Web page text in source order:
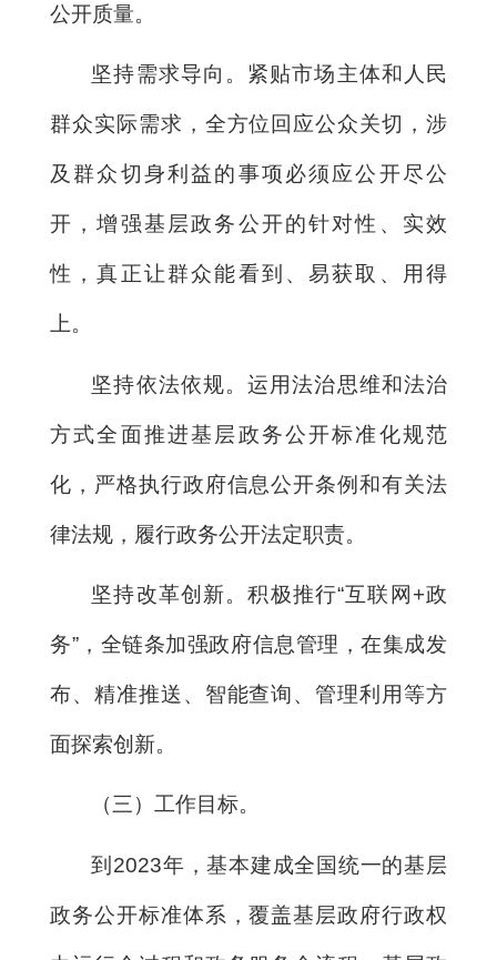
公开质量。
坚持需求导向。紧贴市场主体和人民
群众实际需求，全方位回应公众关切，涉
及群众切身利益的事项必须应公开尽公
开，增强基层政务公开的针对性、实效
性，真正让群众能看到、易获取、用得
上。
坚持依法依规。运用法治思维和法治
方式全面推进基层政务公开标准化规范
化，严格执行政府信息公开条例和有关法
律法规，履行政务公开法定职责。
坚持改革创新。积极推行“互联网+政
务”，全链条加强政府信息管理，在集成发
布、精准推送、智能查询、管理利用等方
面探索创新。
（三）工作目标。
到2023年，基本建成全国统一的基层
政务公开标准体系，覆盖基层政府行政权